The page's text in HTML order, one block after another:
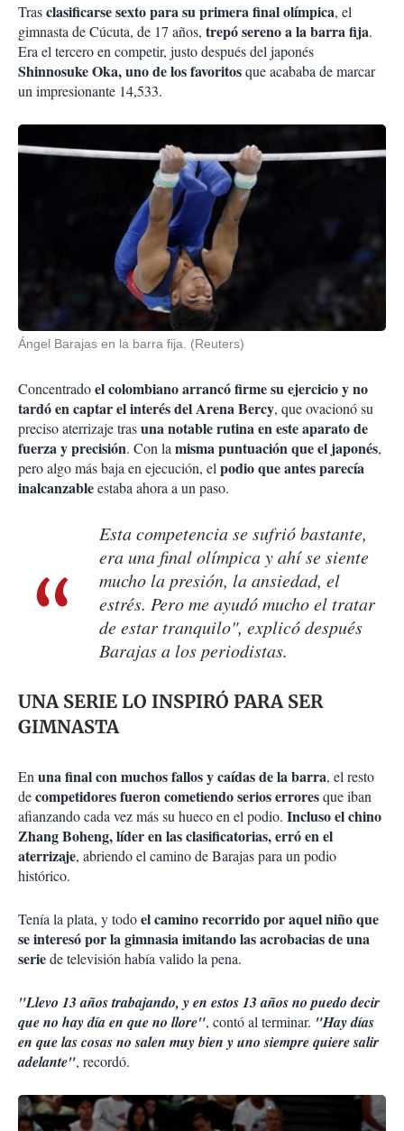
Trasclasificarse sexto para su primera final olímpica, el
gimnasta de Cúcuta, de 17 años, trepó sereno a la barra fija.
Era el tercero en competir, justo después del japonés
Shinnosuke Oka, uno de los favoritosque acababa de marcar
un impresionante 14,533.
Ángel Barajas en la barra fija. (Reuters)
Concentradoel colombiano arrancó firme su ejercicio y no
tardó en captar el interés del Arena Bercy, que ovacionó su
preciso aterrizaje trasuna notable rutina en este aparato de
fuerza y precisión. Con lamisma puntuación que el japonés,
pero algo más baja en ejecución, elpodio que antes parecía
inalcanzableestaba ahora a un paso.
Esta competencia se sufrió bastante,
era una final olímpica y ahí se siente
mucho la presión, la ansiedad, el
estrés. Pero me ayudó mucho el tratar
de estar tranquilo", explicó después
Barajas a los periodistas.
UNA SERIE LO INSPIRÓ PARA SER
GIMNASTA
Enuna final con muchos fallos y caídas de la barra, el resto
decompetidores fueron cometiendo serios erroresque iban
afianzando cada vez más su hueco en el podio. Incluso el chino
Zhang Boheng, líder en las clasificatorias, erró en el
aterrizaje, abriendo el camino de Barajas para un podio
histórico.
Tenía la plata, y todoel camino recorrido por aquel niño que
se interesó por la gimnasia imitando las acrobacias de una
seriede televisión había valido la pena.
"Llevo 13 años trabajando, y en estos 13 años no puedo decir
que no hay día en que no llore", contó al terminar. "Hay días
en que las cosas no salen muy bien y uno siempre quiere salir
adelante", recordó.